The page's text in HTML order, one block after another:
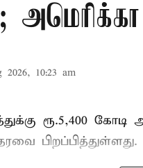
2026, 10:23 am
ரூ.5,400
பிறப்பித்துள்ளது.